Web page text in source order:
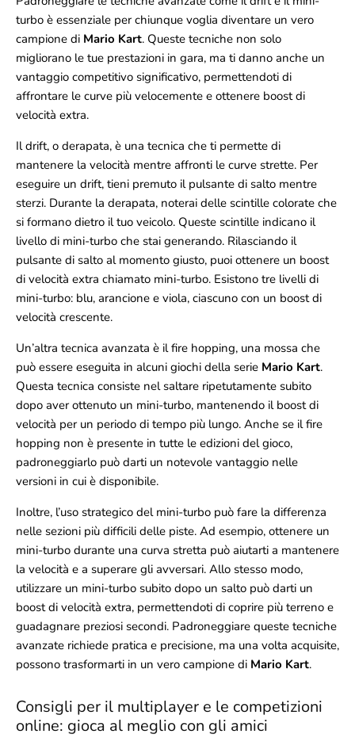
turbo è essenziale per chiunque voglia diventare un vero
campione di Mario Kart. Queste tecniche non solo
migliorano le tue prestazioni in gara, ma ti danno anche un
vantaggio competitivo significativo, permettendoti di
affrontare le curve più velocemente e ottenere boost di
velocità extra.
Il drift, o derapata, è una tecnica che ti permette di
mantenere la velocità mentre affronti le curve strette. Per
eseguire un drift, tieni premuto il pulsante di salto mentre
sterzi. Durante la derapata, noterai delle scintille colorate che
si formano dietro il tuo veicolo. Queste scintille indicano il
livello di mini-turbo che stai generando. Rilasciando il
pulsante di salto al momento giusto, puoi ottenere un boost
di velocità extra chiamato mini-turbo. Esistono tre livelli di
mini-turbo: blu, arancione e viola, ciascuno con un boost di
velocità crescente.
Un’altra tecnica avanzata è il fire hopping, una mossa che
può essere eseguita in alcuni giochi della serie Mario Kart.
Questa tecnica consiste nel saltare ripetutamente subito
dopo aver ottenuto un mini-turbo, mantenendo il boost di
velocità per un periodo di tempo più lungo. Anche se il fire
hopping non è presente in tutte le edizioni del gioco,
padroneggiarlo può darti un notevole vantaggio nelle
versioni in cui è disponibile.
Inoltre, l’uso strategico del mini-turbo può fare la differenza
nelle sezioni più difficili delle piste. Ad esempio, ottenere un
mini-turbo durante una curva stretta può aiutarti a mantenere
la velocità e a superare gli avversari. Allo stesso modo,
utilizzare un mini-turbo subito dopo un salto può darti un
boost di velocità extra, permettendoti di coprire più terreno e
guadagnare preziosi secondi. Padroneggiare queste tecniche
avanzate richiede pratica e precisione, ma una volta acquisite,
possono trasformarti in un vero campione di Mario Kart.
Consigli per il multiplayer e le competizioni
online: gioca al meglio con gli amici